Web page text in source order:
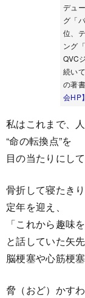
デュ
グ「
位、
ング
QVC
続い
の著書
会HP】
私はこれまで、
“命の転換点”を
目の当たりにして
骨折して寝たき
定年を迎え、
「これから趣味
と話していた矢
脳梗塞や心筋梗
脅（おど）かす